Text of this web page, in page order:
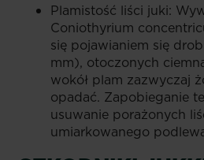
Plamistość liści juki:
Coniothyrium
się pojawianiem się
mm), otoczonych
wokół plam zazwyczaj
opadać. Zapobieganie
usuwanie porażonych
umiarkowanego